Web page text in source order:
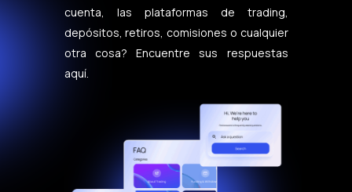
cuenta, las plataformas de trading,
depósitos, retiros, comisiones o cualquier
otra cosa? Encuentre sus respuestas
aquí.